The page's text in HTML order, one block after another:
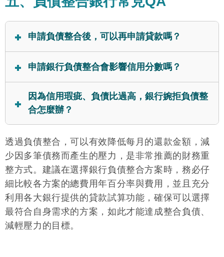
申請負債整合後，可以再申請貸款嗎？
可以。完成負債整合後，只要無擔保負債不超過月薪
申請銀行負債整合會影響信用分數嗎？
不會影響，反而有幫助。許多人會將負債整合與債務
協商混淆，負債整合只要按時還款，信用評分反而會
因為信用瑕疵、負債比過高，銀行婉拒負債整
合怎麼辦？
建議可以向好事貸提出二胎房貸的諮詢。因為好事貸
二胎房貸 審核寬鬆，額度最高500萬，最快2天內撥
款。假如有信用瑕疵、負債比過高等情形，只要名下
有房子就有一定申請過件的機會，可以滿足一般負債
整合的需求。
透過負債整合，可以有效降低每月的還款金額，減
少因多筆債務而產生的壓力，是非常推薦的財務重
整方式。建議在選擇銀行負債整合方案時，務必仔
細比較各方案的總費用年百分率與費用，並且充分
利用各大銀行提供的貸款試算功能，確保可以選擇
最符合自身需求的方案，如此才能達成整合負債、
減輕壓力的目標。